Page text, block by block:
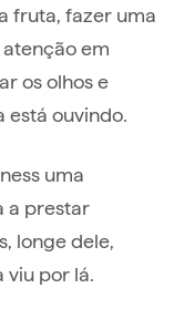
fruta, fazer uma
em
os olhos e
está ouvindo.
uma
a prestar
longe dele,
viu por lá.